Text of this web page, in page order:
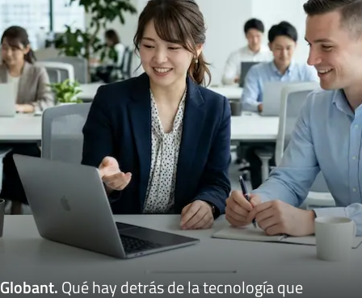
Globant.Qué hay detrás de la tecnología que